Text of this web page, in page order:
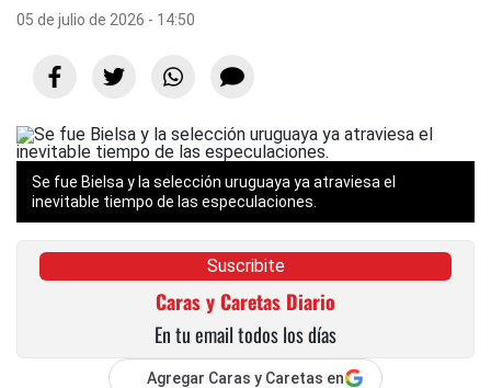
05 de julio de 2026 - 14:50
Se fue Bielsa y la selección uruguaya ya atraviesa el
inevitable tiempo de las especulaciones.
Suscribite
Caras y Caretas Diario
En tu email todos los días
Agregar Caras y Caretas en